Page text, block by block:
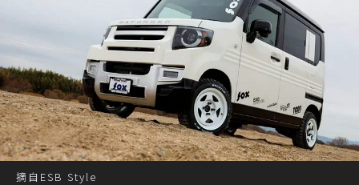
摘自ESB Style